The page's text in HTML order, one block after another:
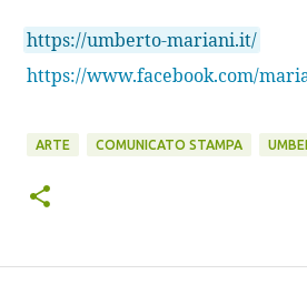
https://umberto-mariani.it/
https://www.facebook.com/
ARTE COMUNICATO STAMPA